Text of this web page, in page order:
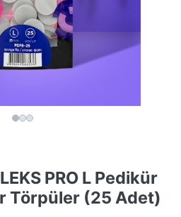
PRO L Pedikür
Törpüler (25 Adet)